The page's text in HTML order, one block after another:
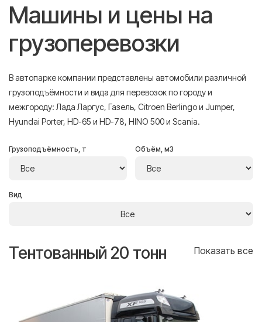
Машины и цены на
грузоперевозки
В автопарке компании представлены автомобили различной
грузоподъёмности и вида для перевозок по городу и
межгороду: Лада Ларгус, Газель, Citroen Berlingo и Jumper,
Hyundai Porter, HD-65 и HD-78, HINO 500 и Scania.
Грузоподъёмность, т Объём, м3
Вид
Тентованный 20 тонн Показать все